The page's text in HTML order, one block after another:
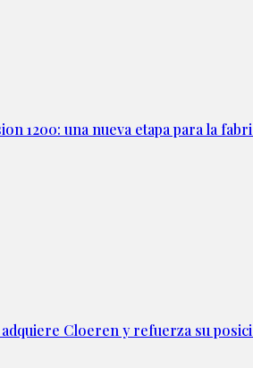
1200: una nueva etapa para la
adquiere Cloeren y refuerza su